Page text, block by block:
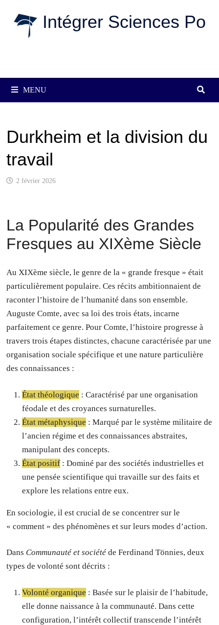
Intégrer Sciences Po
MENU
Durkheim et la division du
travail
2 février 2026
La Popularité des Grandes
Fresques au XIXème Siècle
Au XIXème siècle, le genre de la « grande fresque » était
particulièrement populaire. Ces récits ambitionnaient de
raconter l’histoire de l’humanité dans son ensemble.
Auguste Comte, avec sa loi des trois états, incarne
parfaitement ce genre. Pour Comte, l’histoire progresse à
travers trois étapes distinctes, chacune caractérisée par une
organisation sociale spécifique et une nature particulière
des connaissances :
État théologique : Caractérisé par une organisation
féodale et des croyances surnaturelles.
État métaphysique : Marqué par le système militaire de
l’ancien régime et des connaissances abstraites,
manipulant des concepts.
État positif : Dominé par des sociétés industrielles et
une pensée scientifique qui travaille sur des faits et
explore les relations entre eux.
En sociologie, il est crucial de se concentrer sur le
« comment » des phénomènes et sur leurs modes d’action.
Dans Communauté et société de Ferdinand Tönnies, deux
types de volonté sont décrits :
Volonté organique : Basée sur le plaisir de l’habitude,
elle donne naissance à la communauté. Dans cette
configuration, l’intérêt collectif transcende l’intérêt